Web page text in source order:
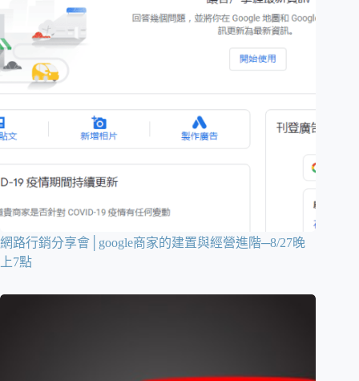
網路行銷分享會│google商家的建置與經營進階─8/27晚
上7點